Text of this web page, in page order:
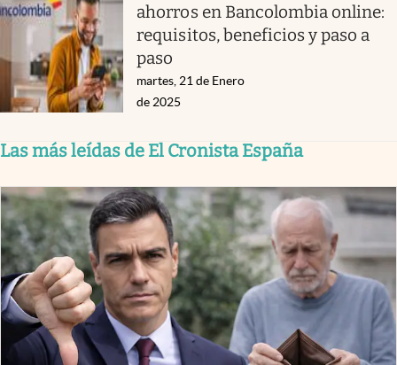
ahorros en Bancolombia online:
requisitos, beneficios y paso a
paso
martes, 21 de Enero
de 2025
Las más leídas de El Cronista España